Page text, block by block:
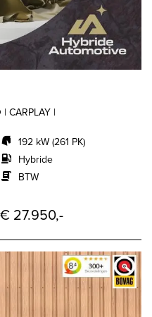
CARPLAY |
192 kW (261 PK)
Hybride
BTW
€ 27.950,-